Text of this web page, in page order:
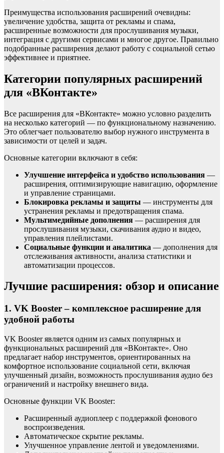
Преимущества использования расширений очевидны:
увеличение удобства, защита от рекламы и спама,
расширенные возможности для прослушивания музыки,
интеграция с другими сервисами и многое другое. Правильно
подобранные расширения делают работу с социальной сетью
эффективнее и приятнее.
Категории популярных расширений
для «ВКонтакте»
Все расширения для «ВКонтакте» можно условно разделить
на несколько категорий — по функциональному назначению.
Это облегчает пользователю выбор нужного инструмента в
зависимости от целей и задач.
Основные категории включают в себя:
Улучшение интерфейса и удобство использования —
расширения, оптимизирующие навигацию, оформление
и управление страницами.
Блокировка рекламы и защиты — инструменты для
устранения рекламы и предотвращения спама.
Мультимедийные дополнения — расширения для
прослушивания музыки, скачивания аудио и видео,
управления плейлистами.
Социальные функции и аналитика — дополнения для
отслеживания активности, анализа статистики и
автоматизации процессов.
Лучшие расширения: обзор и описание
1. VK Booster – комплексное расширение для
удобной работы
VK Booster является одним из самых популярных и
функциональных расширений для «ВКонтакте». Оно
предлагает набор инструментов, ориентированных на
комфортное использование социальной сети, включая
улучшенный дизайн, возможность прослушивания аудио без
ограничений и настройку внешнего вида.
Основные функции VK Booster:
Расширенный аудиоплеер с поддержкой фонового
воспроизведения.
Автоматическое скрытие рекламы.
Улучшенное управление лентой и уведомлениями.